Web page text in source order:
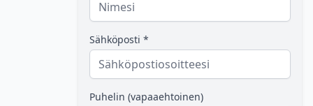
Sähköposti *
Puhelin (vapaaehtoinen)